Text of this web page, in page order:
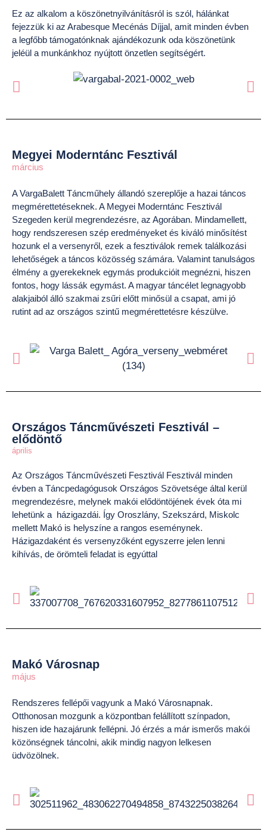
Ez az alkalom a köszönetnyilvánításról is szól, hálánkat
fejezzük ki az Arabesque Mecénás Díjjal, amit minden évben
a legfőbb támogatónknak ajándékozunk oda köszönetünk
jeléül a munkánkhoz nyújtott önzetlen segítségért.
Megyei Moderntánc Fesztivál
március
A VargaBalett Táncműhely állandó szereplője a hazai táncos
megmérettetéseknek. A Megyei Moderntánc Fesztivál
Szegeden kerül megrendezésre, az Agorában. Mindamellett,
hogy rendszeresen szép eredményeket és kiváló minősítést
hozunk el a versenyről, ezek a fesztiválok remek találkozási
lehetőségek a táncos közösség számára. Valamint tanulságos
élmény a gyerekeknek egymás produkcióit megnézni, hiszen
fontos, hogy lássák egymást. A magyar táncélet legnagyobb
alakjaiból álló szakmai zsűri előtt minősül a csapat, ami jó
rutint ad az országos szintű megmérettetésre készülve.
Országos Táncművészeti Fesztivál –
elődöntő
április
Az Országos Táncművészeti Fesztivál Fesztivál minden
évben a Táncpedagógusok Országos Szövetsége által kerül
megrendezésre, melynek makói elődöntöjének évek óta mi
lehetünk a házigazdái. Így Oroszlány, Szekszárd, Miskolc
mellett Makó is helyszíne a rangos eseménynek.
Házigazdaként és versenyzőként egyszerre jelen lenni
kihívás, de örömteli feladat is egyúttal
Makó Városnap
május
Rendszeres fellépői vagyunk a Makó Városnapnak.
Otthonosan mozgunk a központban felállított színpadon,
hiszen ide hazajárunk fellépni. Jó érzés a már ismerős makói
közönségnek táncolni, akik mindig nagyon lelkesen
üdvözölnek.